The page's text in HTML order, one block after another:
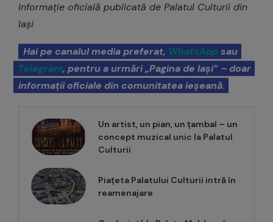
Informație oficială publicată de Palatul Culturii din
Iași
Hai pe canalul media preferat, WhatsAppsau
Telegram, pentru a urmări „Pagina de Iași” – doar
informații oficiale din comunitatea ieșeană.
Un artist, un pian, un țambal – un
concept muzical unic la Palatul
Culturii
Piațeta Palatului Culturii intră în
reamenajare